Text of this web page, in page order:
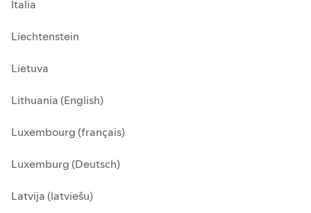
Italia
Liechtenstein
Lietuva
Lithuania (English)
Luxembourg (français)
Luxemburg (Deutsch)
Latvija (latviešu)